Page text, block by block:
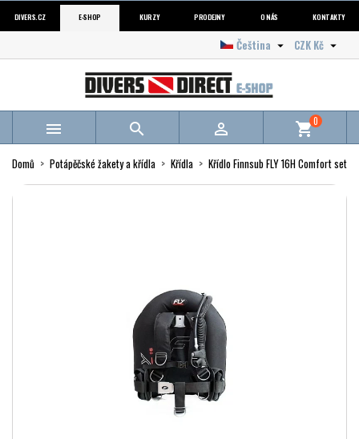
DIVERS.CZ E-SHOP KURZY PRODEJNY O NÁS KONTAKTY
CZK Kč 
Čeština 
   shopping_cart0
Domů Potápěčské žakety a křídla Křídla Křídlo Finnsub FLY 16H Comfort set